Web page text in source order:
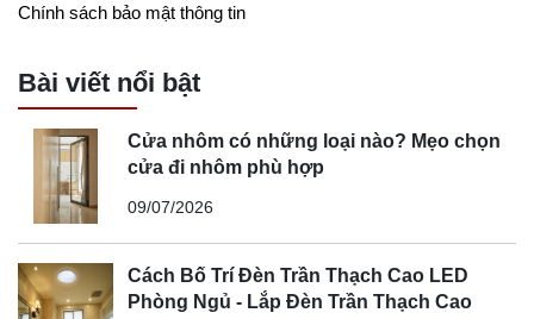
Chính sách bảo mật thông tin
Bài viết nổi bật
Cửa nhôm có những loại nào? Mẹo chọn
cửa đi nhôm phù hợp
09/07/2026
Cách Bố Trí Đèn Trần Thạch Cao LED
Phòng Ngủ - Lắp Đèn Trần Thạch Cao